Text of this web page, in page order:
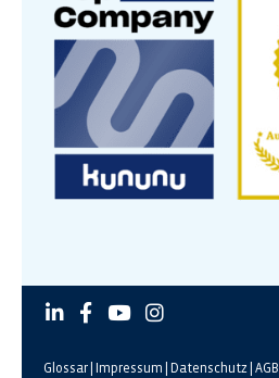
Glossar Impressum Datenschutz AGB